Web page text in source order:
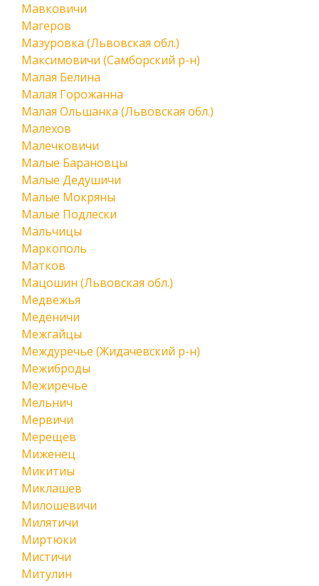
Мавковичи
Магеров
Мазуровка (Львовская обл.)
Максимовичи (Самборский р-н)
Малая Белина
Малая Горожанна
Малая Ольшанка (Львовская обл.)
Малехов
Малечковичи
Малые Барановцы
Малые Дедушичи
Малые Мокряны
Малые Подлески
Мальчицы
Маркополь
Матков
Мацошин (Львовская обл.)
Медвежья
Меденичи
Межгайцы
Междуречье (Жидачевский р-н)
Межиброды
Межиречье
Мельнич
Мервичи
Мерещев
Миженец
Микитиы
Миклашев
Милошевичи
Милятичи
Миртюки
Мистичи
Митулин